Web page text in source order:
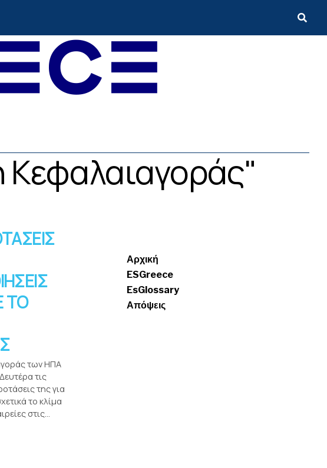
ΤΟ
των ΗΠΑ
τις
της για
το κλίμα
στις...
Αρχική
ESGreece
EsGlossary
Απόψεις